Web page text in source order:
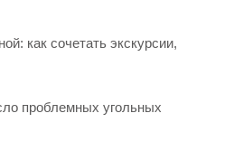
как сочетать экскурсии,
проблемных угольных